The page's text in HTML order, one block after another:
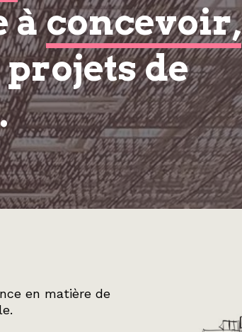
àconcevoir,
de
en matière de